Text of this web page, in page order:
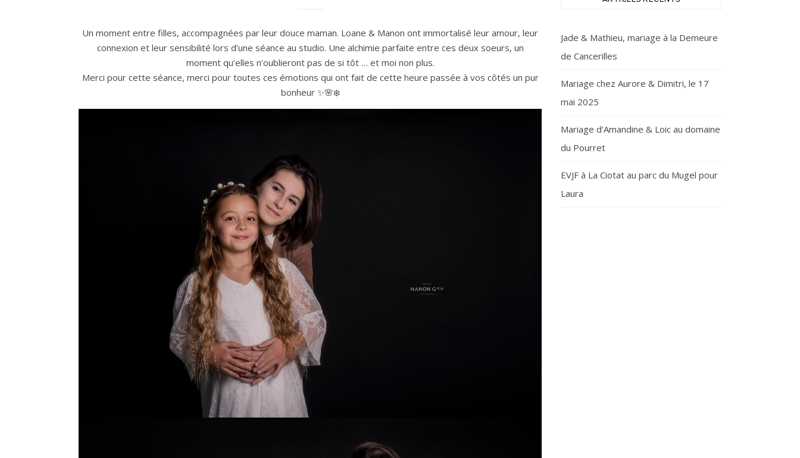
Un moment entre filles, accompagnées par leur douce maman. Loane & Manon ont immortalisé leur amour, leur
connexion et leur sensibilité lors d’une séance au studio. Une alchimie parfaite entre ces deux soeurs, un
moment qu’elles n’oublieront pas de si tôt … et moi non plus.
Merci pour cette séance, merci pour toutes ces émotions qui ont fait de cette heure passée à vos côtés un pur
bonheur ✨🌸❄️
Jade & Mathieu, mariage à la Demeure
de Cancerilles
Mariage chez Aurore & Dimitri, le 17
mai 2025
Mariage d’Amandine & Loic au domaine
du Pourret
EVJF à La Ciotat au parc du Mugel pour
Laura